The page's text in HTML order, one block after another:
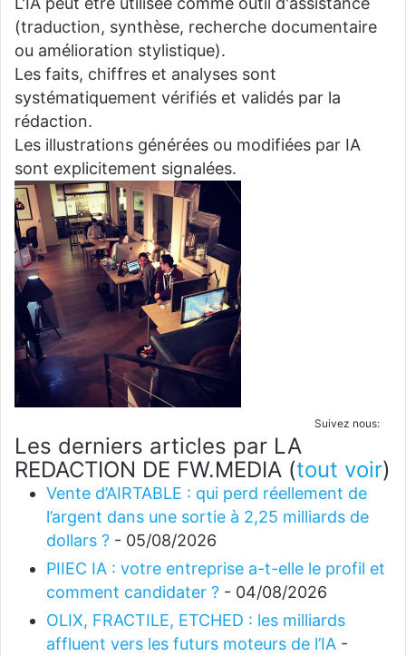
(traduction, synthèse, recherche documentaire
ou amélioration stylistique).
Les faits, chiffres et analyses sont
systématiquement vérifiés et validés par la
rédaction.
Les illustrations générées ou modifiées par IA
sont explicitement signalées.
Suivez nous:
Les derniers articles par LA
REDACTION DE FW.MEDIA (tout voir)
Vente d’AIRTABLE : qui perd réellement de
l’argent dans une sortie à 2,25 milliards de
dollars ? - 05/08/2026
PIIEC IA : votre entreprise a-t-elle le profil et
comment candidater ? - 04/08/2026
OLIX, FRACTILE, ETCHED : les milliards
affluent vers les futurs moteurs de l’IA -